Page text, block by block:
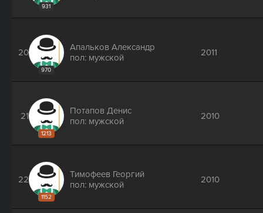
931
20
970
Апальков Александр
пол: мужской
2011
21
1213
Потапов Денис
пол: мужской
2010
22
1152
Тимофеев Георгий
пол: мужской
2010